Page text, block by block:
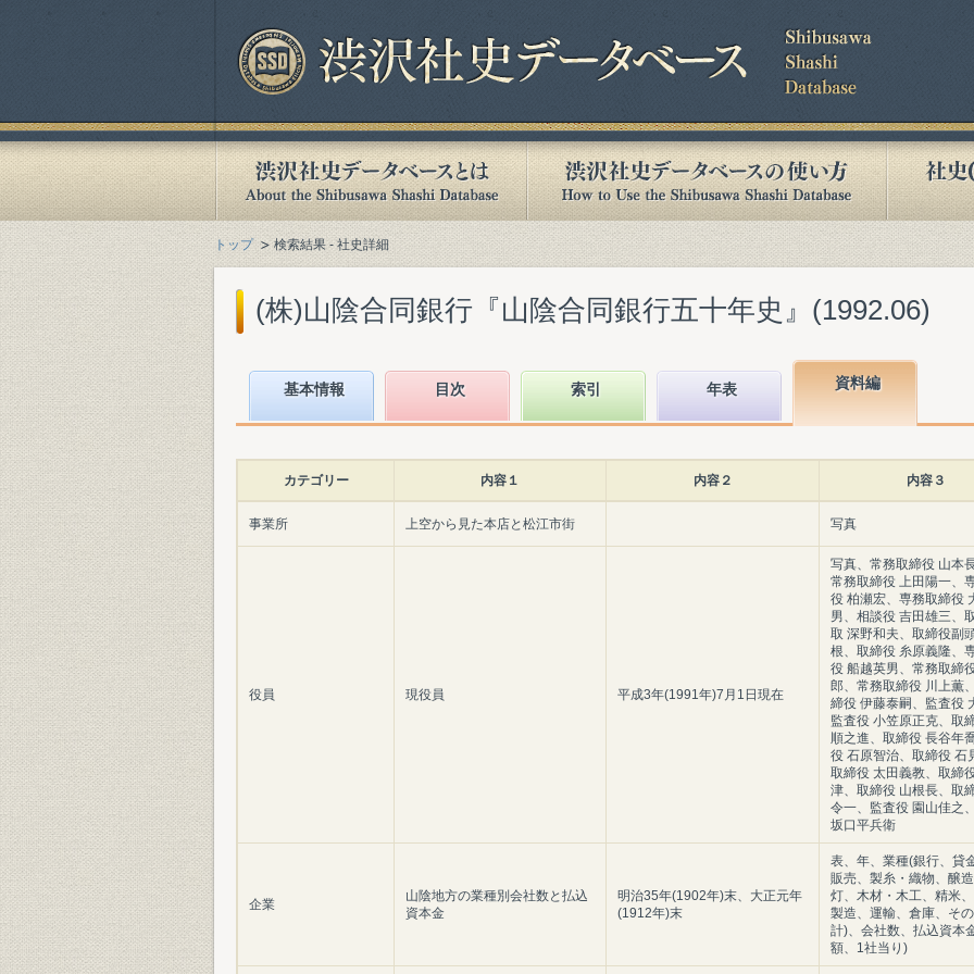
トップ 検索結果 - 社史詳細
(株)山陰合同銀行『山陰合同銀行五十年史』(1992.06)
基本情報 目次 索引 年表 資料編
カテゴリー 内容１ 内容２ 内容３
事業所 上空から見た本店と松江市街 写真
役員 現役員 平成3年(1991年)7月1日現在
写真、常務取締役 山本
常務取締役 上田陽一、
役 柏瀬宏、専務取締役
男、相談役 吉田雄三、
取 深野和夫、取締役副
根、取締役 糸原義隆、
役 船越英男、常務取締
郎、常務取締役 川上薫
締役 伊藤泰嗣、監査役
監査役 小笠原正克、取
順之進、取締役 長谷年
役 石原智治、取締役 石
取締役 太田義教、取締
津、取締役 山根長、取
令一、監査役 園山佳之
坂口平兵衛
企業
山陰地方の業種別会社数と払込
資本金
明治35年(1902年)末、大正元年
(1912年)末
表、年、業種(銀行、貸
販売、製糸・織物、醸
灯、木材・木工、精米
製造、運輸、倉庫、そ
計)、会社数、払込資本
額、1社当り)